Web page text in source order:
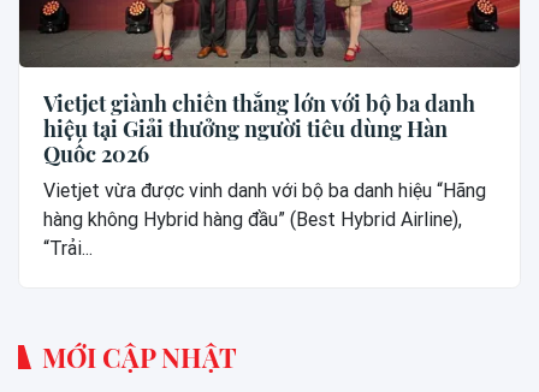
Vietjet giành chiến thắng lớn với bộ ba danh
hiệu tại Giải thưởng người tiêu dùng Hàn
Quốc 2026
Vietjet vừa được vinh danh với bộ ba danh hiệu “Hãng
hàng không Hybrid hàng đầu” (Best Hybrid Airline),
“Trải...
MỚI CẬP NHẬT